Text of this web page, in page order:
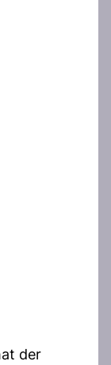
der